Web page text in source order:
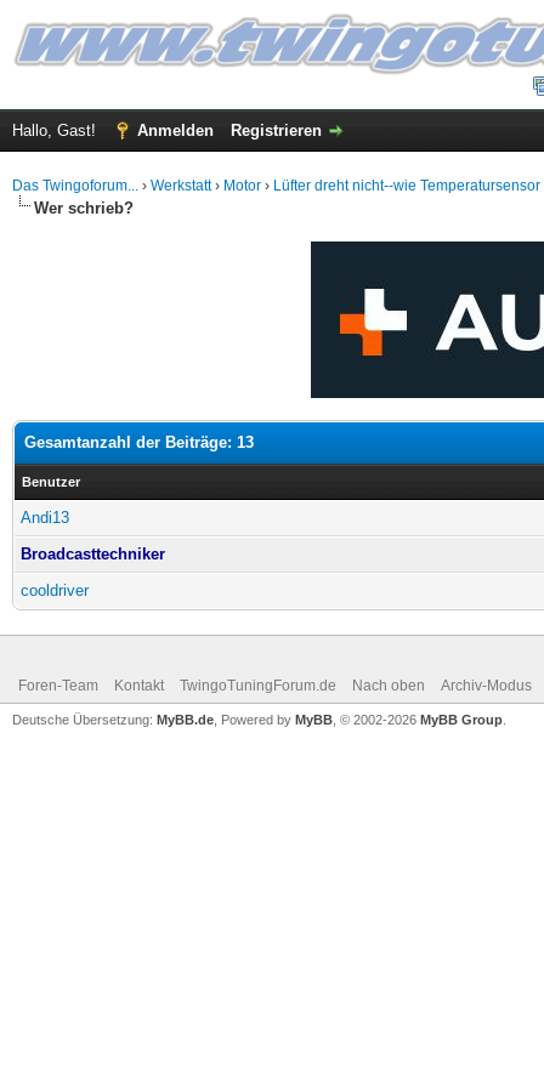
Hallo, Gast! Anmelden Registrieren
Das Twingoforum... › Werkstatt› Motor › Lüfter dreht nicht--wie
Wer schrieb?
Gesamtanzahl der Beiträge: 13
Benutzer
Andi13
Broadcasttechniker
cooldriver
Foren-Team Kontakt TwingoTuningForum.de Nach oben Archiv-Modus
Deutsche Übersetzung: MyBB.de , Powered by MyBB , © 2002-2026 MyBB Group